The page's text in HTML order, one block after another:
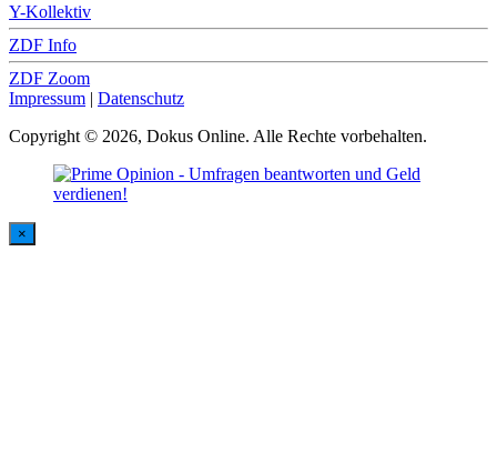
Y-Kollektiv
ZDF Info
ZDF Zoom
Impressum | Datenschutz
Copyright © 2026, Dokus Online. Alle Rechte vorbehalten.
×